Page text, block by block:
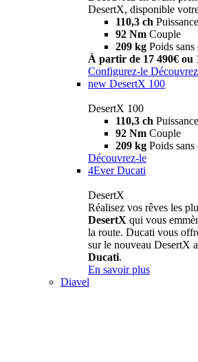
DesertX, disponible
110,3 ch Puissance
92 Nm Couple
209 kg Poids
À partir de 17 490€ ou
Configurez-le
new DesertX 100
DesertX 100
110,3 ch Puissance
92 Nm Couple
209 kg Poids
Découvrez-le
4Ever Ducati
DesertX
Réalisez vos rêves les
DesertX qui vous
la route. Ducati vous
sur le nouveau DesertX
Ducati.
En savoir plus
Diavel